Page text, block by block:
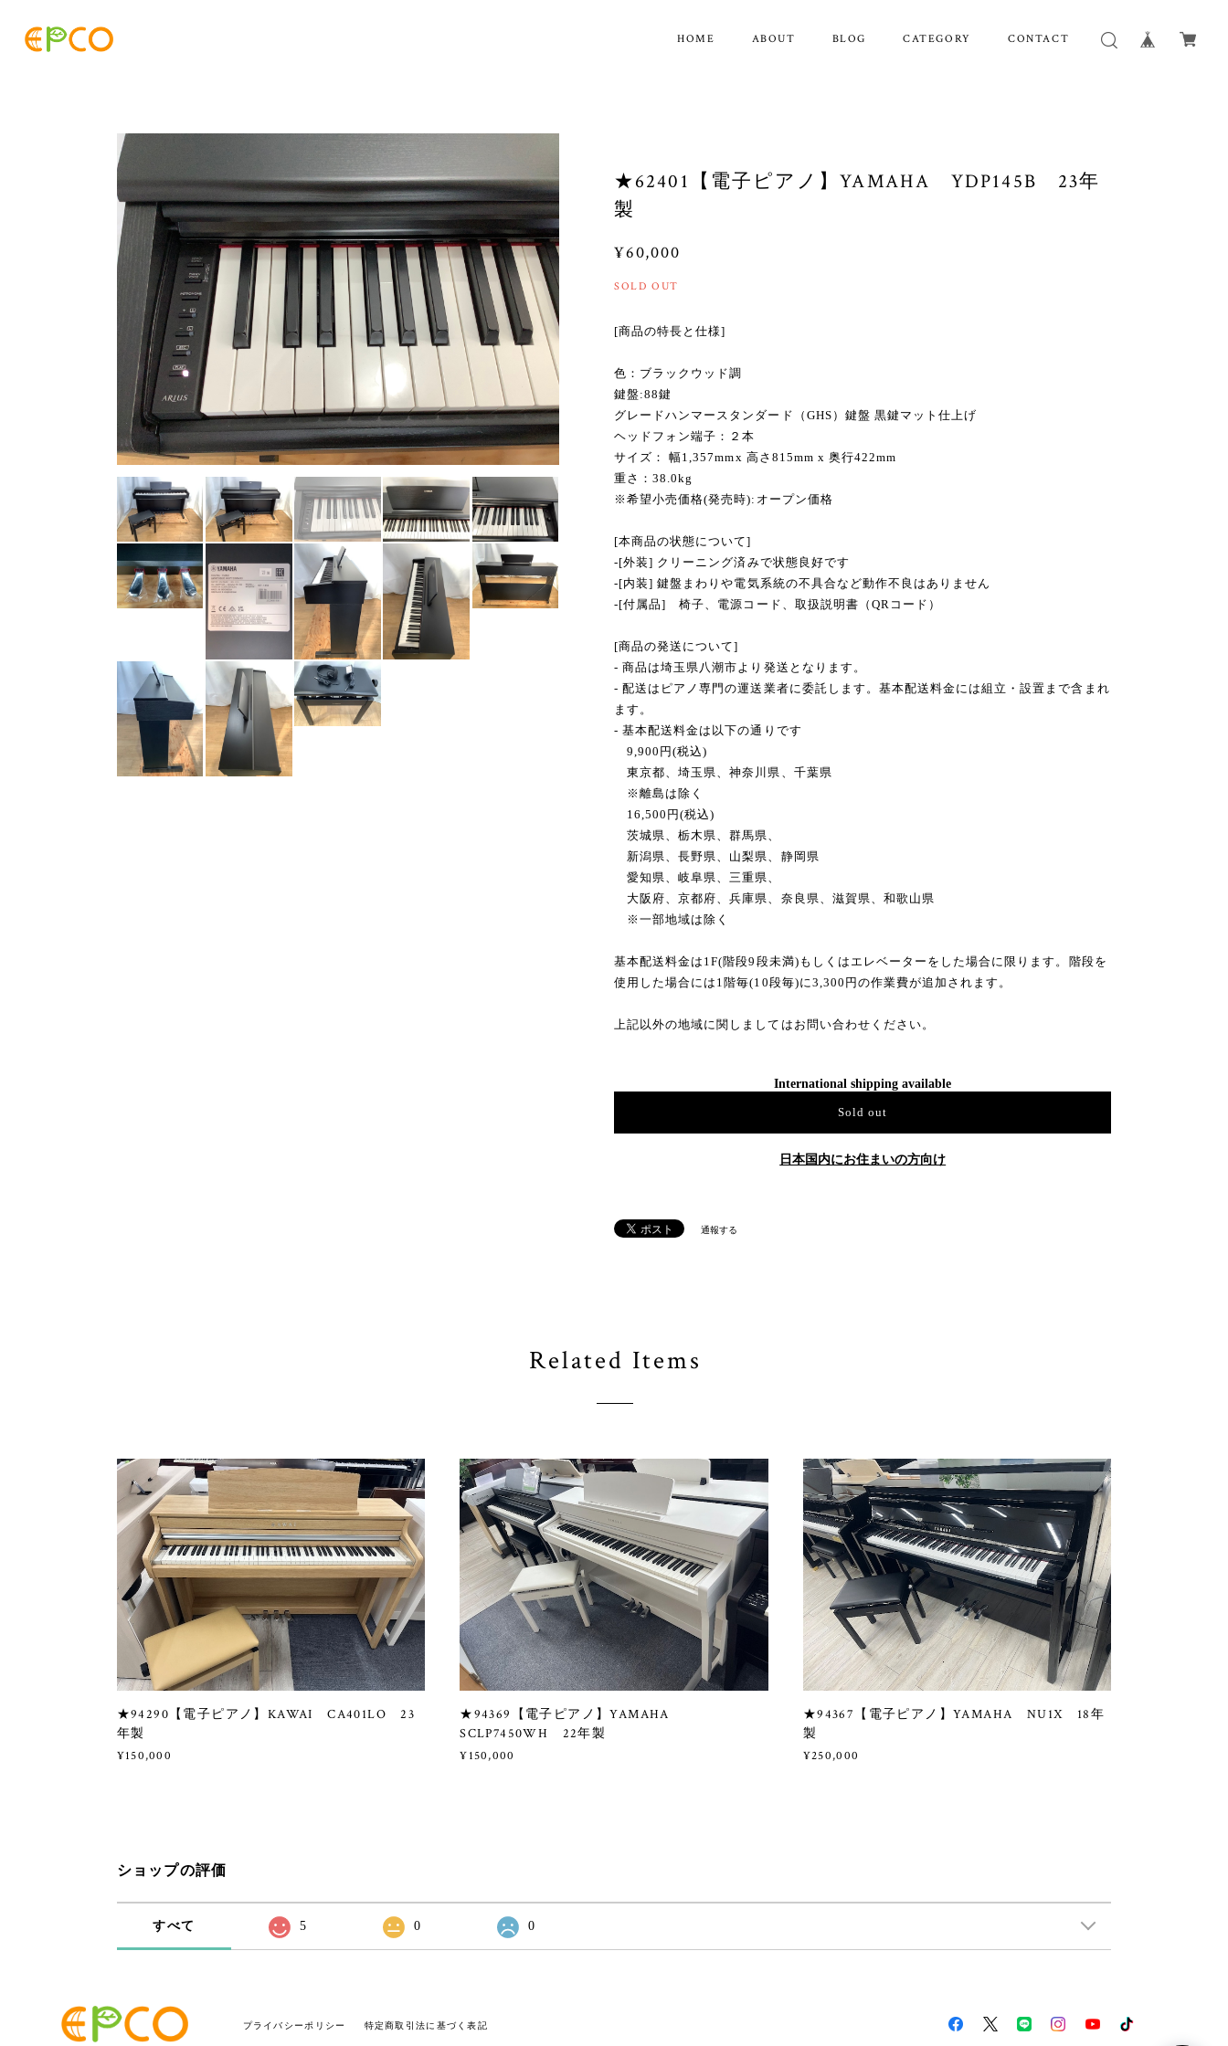
HOME ABOUT BLOG CATEGORY CONTACT
★62401【電子ピアノ】YAMAHA YDP145B 23年
製
¥60,000
SOLD OUT
[商品の特長と仕様]
色：ブラックウッド調
鍵盤:88鍵
グレードハンマースタンダード（GHS）鍵盤 黒鍵マット仕上げ
ヘッドフォン端子：２本
サイズ： 幅1,357mmx 高さ815mm x 奥行422mm
重さ：38.0kg
※希望小売価格(発売時):オープン価格
[本商品の状態について]
-[外装] クリーニング済みで状態良好です
-[内装] 鍵盤まわりや電気系統の不具合など動作不良はありません
-[付属品] 椅子、電源コード、取扱説明書（QRコード）
[商品の発送について]
- 商品は埼玉県八潮市より発送となります。
- 配送はピアノ専門の運送業者に委託します。基本配送料金には組立・設置まで含まれ
ます。
- 基本配送料金は以下の通りです
9,900円(税込)
東京都、埼玉県、神奈川県、千葉県
※離島は除く
16,500円(税込)
茨城県、栃木県、群馬県、
新潟県、長野県、山梨県、静岡県
愛知県、岐阜県、三重県、
大阪府、京都府、兵庫県、奈良県、滋賀県、和歌山県
※一部地域は除く
基本配送料金は1F(階段9段未満)もしくはエレベーターをした場合に限ります。階段を
使用した場合には1階毎(10段毎)に3,300円の作業費が追加されます。
上記以外の地域に関しましてはお問い合わせください。
International shipping available
Sold out
日本国内にお住まいの方向け
通報する
Related Items
★94290【電子ピアノ】KAWAI CA401LO 23
年製
¥150,000
★94369【電子ピアノ】YAMAHA
SCLP7450WH 22年製
¥150,000
★94367【電子ピアノ】YAMAHA NU1X 18年
製
¥250,000
ショップの評価
すべて 5 0 0
プライバシーポリシー 特定商取引法に基づく表記